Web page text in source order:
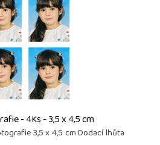
- 4Ks - 3,5 x 4,5 cm
3,5 x 4,5 cm Dodací lhůta